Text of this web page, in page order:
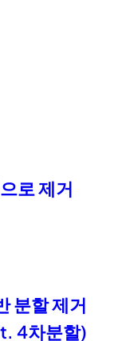
로 제거
분할 제거
4차분할)